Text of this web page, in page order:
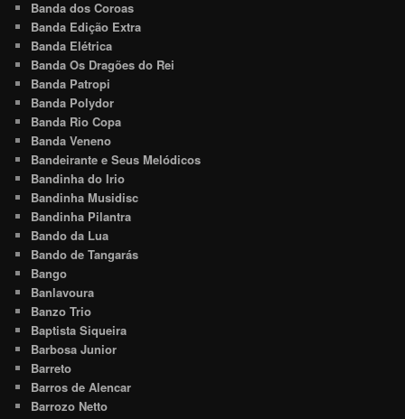
Banda dos Coroas
Banda Edição Extra
Banda Elétrica
Banda Os Dragões do Rei
Banda Patropi
Banda Polydor
Banda Rio Copa
Banda Veneno
Bandeirante e Seus Melódicos
Bandinha do Irio
Bandinha Musidisc
Bandinha Pilantra
Bando da Lua
Bando de Tangarás
Bango
Banlavoura
Banzo Trio
Baptista Siqueira
Barbosa Junior
Barreto
Barros de Alencar
Barrozo Netto